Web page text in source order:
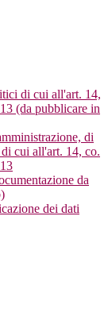
di cui all'art. 14,
(da pubblicare in
di
cui all'art. 14, co.
da
dei dati